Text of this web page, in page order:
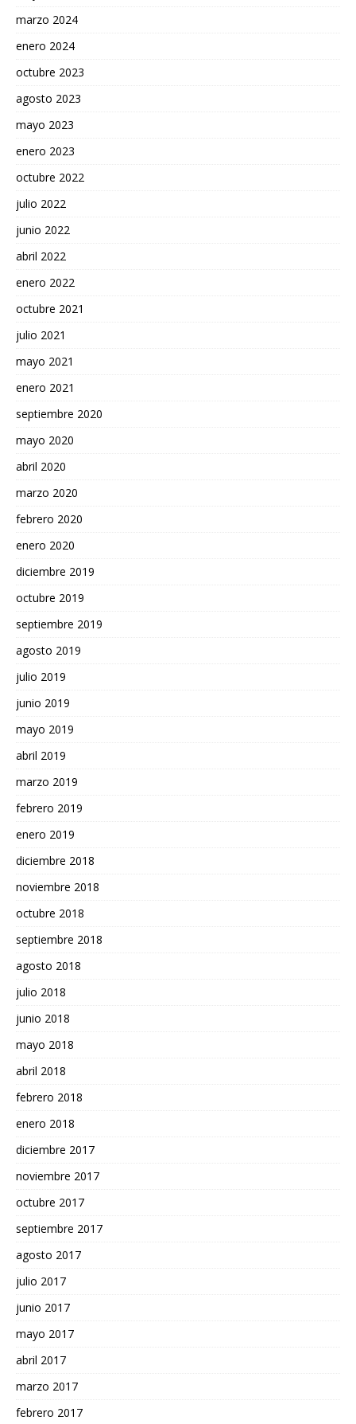
marzo 2024
enero 2024
octubre 2023
agosto 2023
mayo 2023
enero 2023
octubre 2022
julio 2022
junio 2022
abril 2022
enero 2022
octubre 2021
julio 2021
mayo 2021
enero 2021
septiembre 2020
mayo 2020
abril 2020
marzo 2020
febrero 2020
enero 2020
diciembre 2019
octubre 2019
septiembre 2019
agosto 2019
julio 2019
junio 2019
mayo 2019
abril 2019
marzo 2019
febrero 2019
enero 2019
diciembre 2018
noviembre 2018
octubre 2018
septiembre 2018
agosto 2018
julio 2018
junio 2018
mayo 2018
abril 2018
febrero 2018
enero 2018
diciembre 2017
noviembre 2017
octubre 2017
septiembre 2017
agosto 2017
julio 2017
junio 2017
mayo 2017
abril 2017
marzo 2017
febrero 2017